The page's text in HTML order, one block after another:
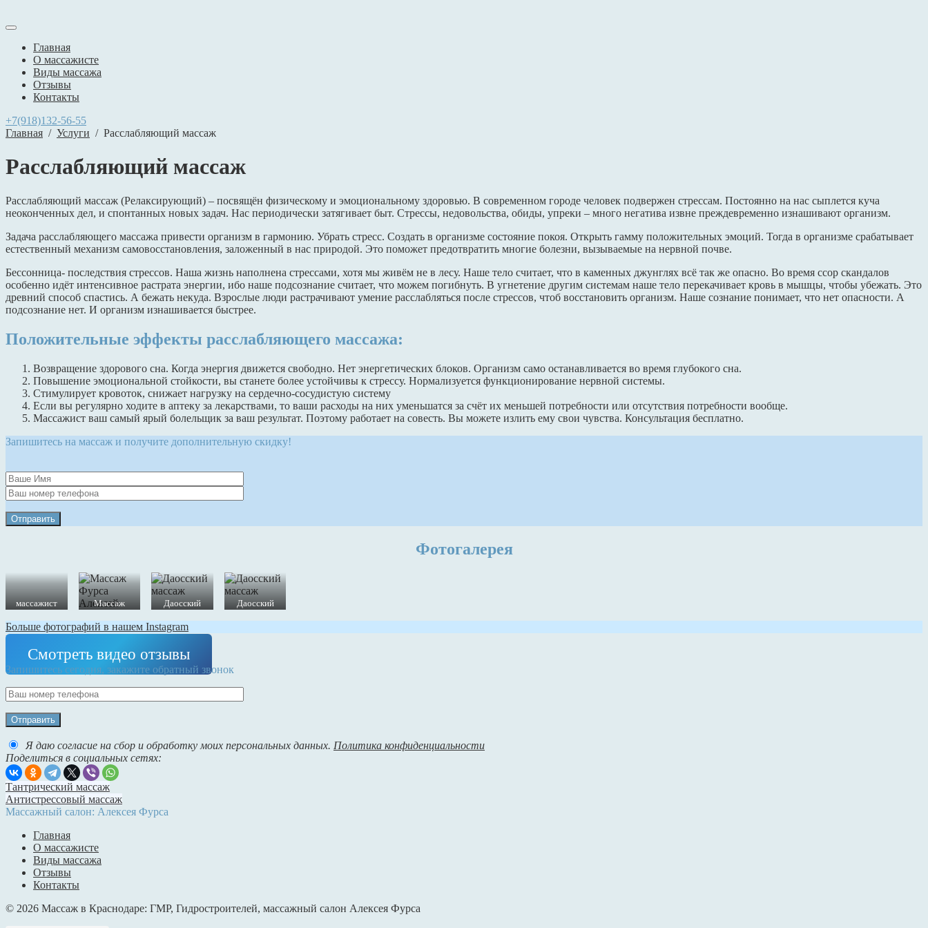
Главная
О массажисте
Виды массажа
Отзывы
Контакты
+7(918)132-56-55
Главная / Услуги / Расслабляющий массаж
Расслабляющий массаж
Расслабляющий массаж (Релаксирующий) – посвящён физическому и эмоциональному здоровью. В современном городе человек подвержен стрессам. Постоянно на нас сыплется куча
неоконченных дел, и спонтанных новых задач. Нас периодически затягивает быт. Стрессы, недовольства, обиды, упреки – много негатива извне преждевременно изнашивают организм.
Задача расслабляющего массажа привести организм в гармонию. Убрать стресс. Создать в организме состояние покоя. Открыть гамму положительных эмоций. Тогда в организме срабатывает
естественный механизм самовосстановления, заложенный в нас природой. Это поможет предотвратить многие болезни, вызываемые на нервной почве.
Бессонница- последствия стрессов. Наша жизнь наполнена стрессами, хотя мы живём не в лесу. Наше тело считает, что в каменных джунглях всё так же опасно. Во время ссор скандалов
особенно идёт интенсивное растрата энергии, ибо наше подсознание считает, что можем погибнуть. В угнетение другим системам наше тело перекачивает кровь в мышцы, чтобы убежать. Это
древний способ спастись. А бежать некуда. Взрослые люди растрачивают умение расслабляться после стрессов, чтоб восстановить организм. Наше сознание понимает, что нет опасности. А
подсознание нет. И организм изнашивается быстрее.
Положительные эффекты расслабляющего массажа:
Возвращение здорового сна. Когда энергия движется свободно. Нет энергетических блоков. Организм само останавливается во время глубокого сна.
Повышение эмоциональной стойкости, вы станете более устойчивы к стрессу. Нормализуется функционирование нервной системы.
Стимулирует кровоток, снижает нагрузку на сердечно-сосудистую систему
Если вы регулярно ходите в аптеку за лекарствами, то ваши расходы на них уменьшатся за счёт их меньшей потребности или отсутствия потребности вообще.
Массажист ваш самый ярый болельщик за ваш результат. Поэтому работает на совесть. Вы можете излить ему свои чувства. Консультация бесплатно.
Запишитесь на массаж и получите дополнительную скидку!
Отправить
Фотогалерея
массажист
Массаж
Алексей
Даосский
Даосский
Больше фотографий в нашем Instagram
Что говорят наши клиенты
Смотреть видео отзывы
Запишитесь сегодня, закажите обратный звонок
Отправить
Я даю согласие на сбор и обработку моих персональных данных. Политика конфиденциальности
Поделиться в социальных сетях:
Тантрический массаж
Антистрессовый массаж
Массажный салон: Алексея Фурса
Главная
О массажисте
Виды массажа
Отзывы
Контакты
© 2026 Массаж в Краснодаре: ГМР, Гидростроителей, массажный салон Алексея Фурса